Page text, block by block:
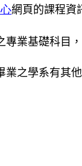
網頁的課程資
業基礎科目
業之學系有其